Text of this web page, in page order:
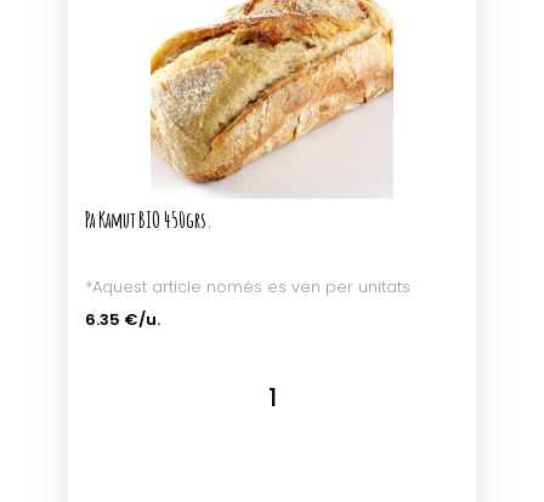
Pa Kamut BIO 450grs.
*Aquest article només es ven per unitats
6.35 €/u.